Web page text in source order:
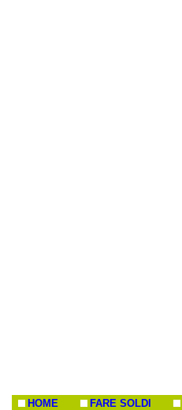
HOME FARE SOLDI